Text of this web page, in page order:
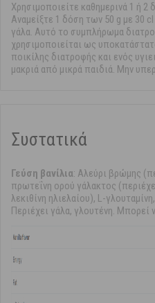
Χρησιμοποιείτε καθημερινά 1 ή
Αναμείξτε 1 δόση των 50 g με 30
γάλα. Αυτό το συμπλήρωμα
χρησιμοποιείται ως
ποικίλης διατροφής και ενός
μακριά από μικρά παιδιά. Μην
Συστατικά
Γεύση βανίλια: Αλεύρι βρώμης
πρωτεΐνη ορού γάλακτος
λεκιθίνη ηλιελαίου), L-
Περιέχει γάλα, γλουτένη. Μπορεί